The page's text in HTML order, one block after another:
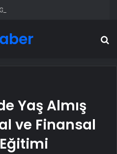
Yaş Almış
ve Finansal